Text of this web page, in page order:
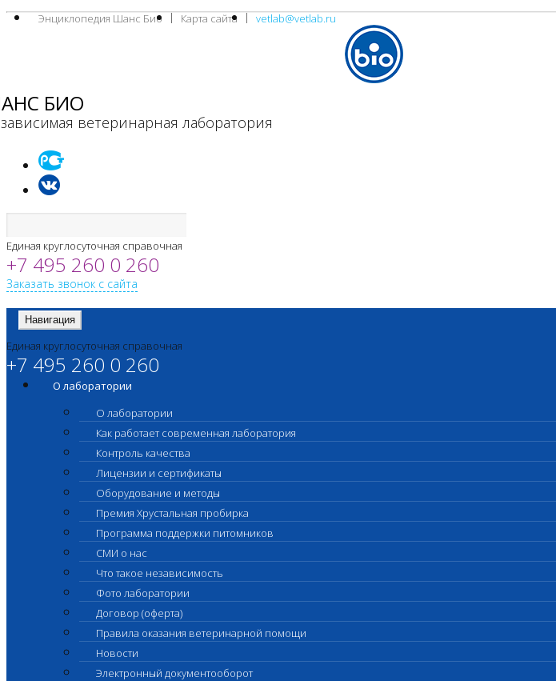
Энциклопедия Шанс Био Карта сайта vetlab@vetlab.ru
БИО
ветеринарная лаборатория
Единая круглосуточная справочная
+7 495 260 0 260
Заказать звонок с сайта
Навигация
Единая круглосуточная справочная
+7 495 260 0 260
О лаборатории
О лаборатории
Как работает современная лаборатория
Контроль качества
Лицензии и сертификаты
Оборудование и методы
Премия Хрустальная пробирка
Программа поддержки питомников
СМИ о нас
Что такое независимость
Фото лаборатории
Договор (оферта)
Правила оказания ветеринарной помощи
Новости
Электронный документооборот